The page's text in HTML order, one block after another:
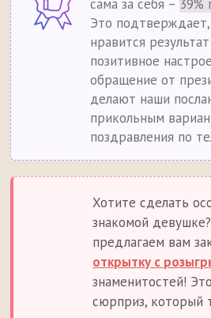
сама за себя – 39%
Это
нравится
позитивное
обращение от
делают наши
прикольным
поздравления по
Хотите сделать
знакомой
предлагаем вам
открытку с
знаменитостей!
сюрприз, который